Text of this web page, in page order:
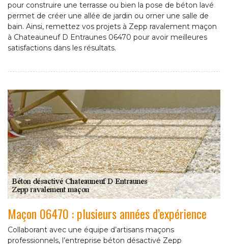
pour construire une terrasse ou bien la pose de béton lavé
permet de créer une allée de jardin ou orner une salle de
bain. Ainsi, remettez vos projets à Zepp ravalement maçon
à Chateauneuf D Entraunes 06470 pour avoir meilleures
satisfactions dans les résultats.
Maçon 06470 : plusieurs années d’expérience
Collaborant avec une équipe d’artisans maçons
professionnels, l’entreprise béton désactivé Zepp